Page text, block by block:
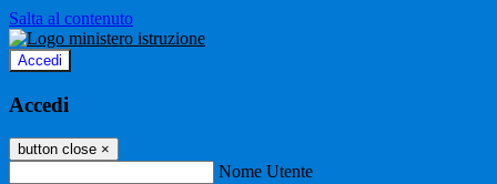
Salta al contenuto
Accedi
Accedi
button close ×
Nome Utente